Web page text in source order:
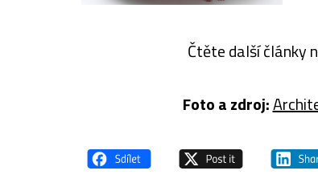
Čtěte další články
Foto a zdroj: